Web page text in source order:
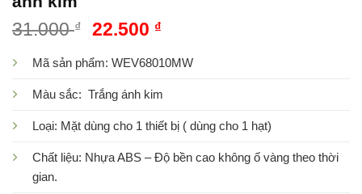
31.000₫ 22.500 ₫
Mã sản phẩm: WEV68010MW
Màu sắc: Trắng ánh kim
Loại: Mặt dùng cho 1 thiết bị ( dùng cho 1 hạt)
Chất liệu: Nhựa ABS – Độ bền cao không ố vàng theo thời
gian.